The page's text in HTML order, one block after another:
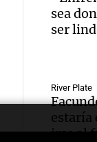
sea
ser
River Plate
estaría
irse al